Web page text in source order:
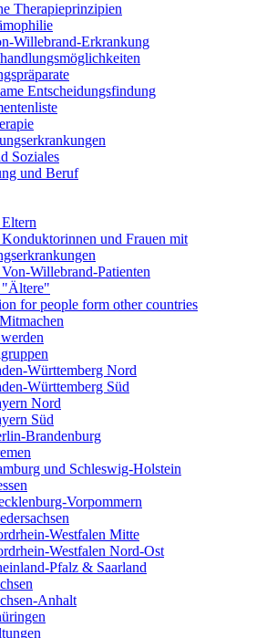
Therapieprinzipien
Willebrand-Erkrankung
Entscheidungsfindung
Soziales
und Beruf
und Frauen mit
Willebrand-Patienten
for people form other countries
Württemberg Nord
Württemberg Süd
Nord
Süd
Brandenburg
und Schleswig-Holstein
Vorpommern
Westfalen Mitte
Westfalen Nord-Ost
Pfalz & Saarland
Anhalt